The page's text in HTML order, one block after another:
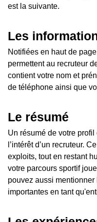
est la suivante.
Les
Notifiées en haut de
permettent au recruteur
contient votre nom et
de téléphone ainsi que
Le résumé
Un résumé de votre
l’intérêt d’un recruteur.
exploits, tout en restant
votre parcours sportif
pouvez aussi
importantes en tant